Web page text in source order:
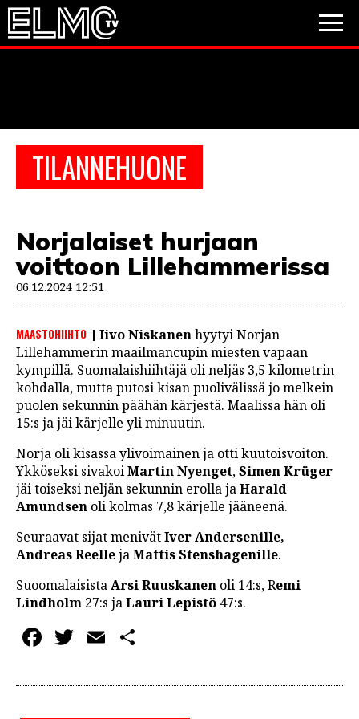
TILANNEHUONE
Norjalaiset hurjaan
voittoon Lillehammerissa
06.12.2024 12:51
MAASTOHIIHTO Iivo Niskanenhyytyi Norjan
Lillehammerin maailmancupin miesten vapaan
kympillä. Suomalaishiihtäjä oli neljäs 3,5 kilometrin
kohdalla, mutta putosi kisan puolivälissä jo melkein
puolen sekunnin päähän kärjestä. Maalissa hän oli
15:s ja jäi kärjelle yli minuutin.
Norja oli kisassa ylivoimainen ja otti kuutoisvoiton.
Ykköseksi sivakoiMartin Nyenget,Simen Krüger
jäi toiseksi neljän sekunnin erolla jaHarald
Amundsen oli kolmas 7,8 kärjelle jääneenä.
Seuraavat sijat menivätIver Andersenille,
Andreas ReellejaMattis Stenshagenille.
SuoomalaisistaArsi Ruuskanen oli 14:s, Remi
Lindholm 27:s jaLauri Lepistö 47:s.
Facebook
Twitter
Email
PESÄPALLO
VIDEOT
JALKAPALLO
EM2021
Huuhkajat
Veikkausliiga
JÄÄKIEKKO
PESÄPALLO
F1
LINTU VAI KALA
46 DENTON ROAD
PODCASTIT
KOLUMNIT